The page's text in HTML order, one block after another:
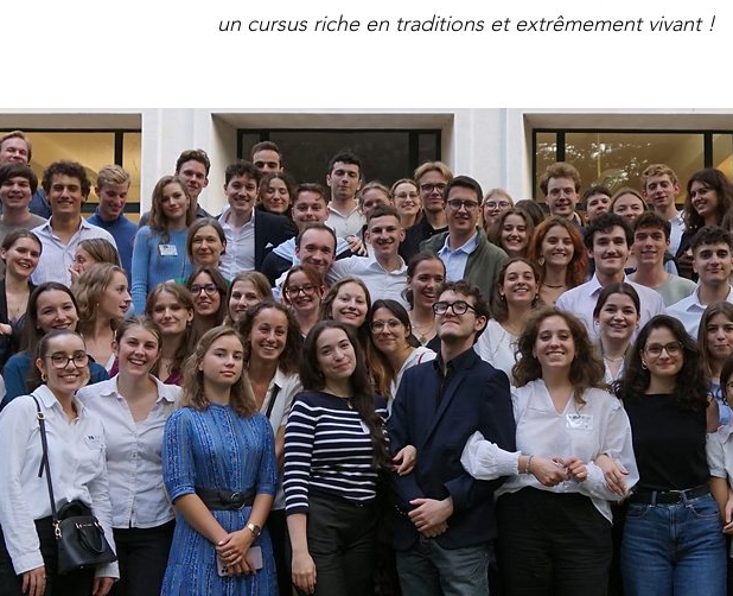
un cursus riche en traditions et extrêmement vivant !